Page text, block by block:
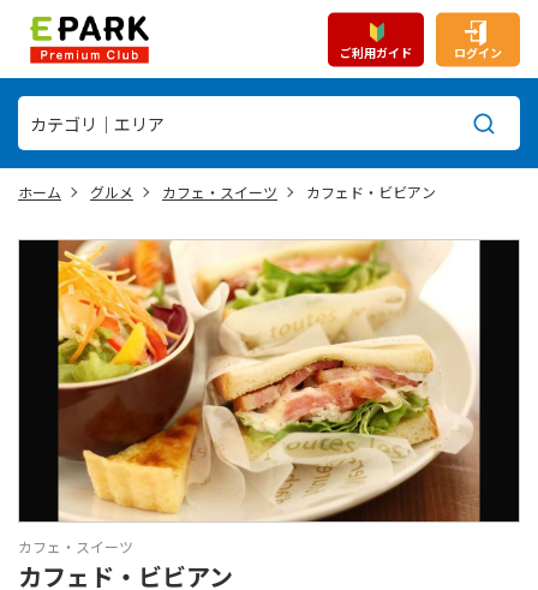
ご利用ガイド ログイン
ホーム グルメ カフェ・スイーツ カフェド・ビビアン
カフェ・スイーツ
カフェド・ビビアン